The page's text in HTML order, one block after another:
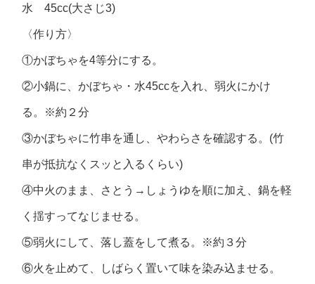
水 45cc(大さじ3)
〈作り方〉
①かぼちゃを4等分にする。
②小鍋に、かぼちゃ・水45ccを入れ、弱火にかけ
る。※約２分
③かぼちゃに竹串を通し、やわらさを確認する。(竹
串が抵抗なくスッと入るくらい)
④中火のまま、さとう→しょうゆを順に加え、鍋を軽
く揺すってなじませる。
⑤弱火にして、落し蓋をして煮る。※約３分
⑥火を止めて、しばらく置いて味を染み込ませる。